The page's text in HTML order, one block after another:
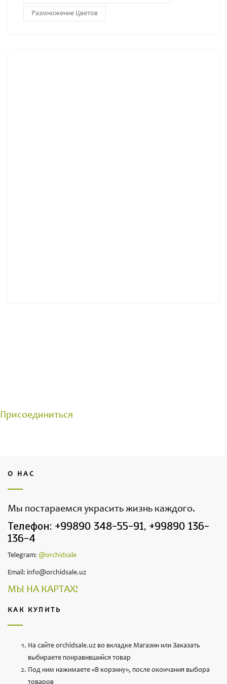
Размножение Цветов
Присоединиться
О НАС
Мы постараемся украсить жизнь каждого.
Телефон: +99890 348-55-91, +99890 136-
136-4
Telegram: @orchidsale
Email: info@orchidsale.uz
МЫ НА КАРТАХ!
КАК КУПИТЬ
На сайте orchidsale.uz во вкладке Магазин или Заказать
выбираете понравившийся товар
Под ним нажимаете «В корзину», после окончания выбора
товаров